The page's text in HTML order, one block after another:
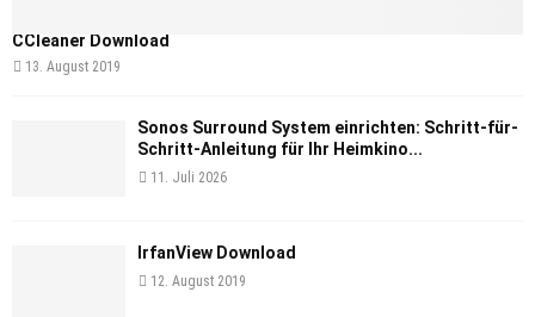
CCleaner Download
13. August 2019
Sonos Surround System einrichten: Schritt-für-
Schritt-Anleitung für Ihr Heimkino...
11. Juli 2026
IrfanView Download
12. August 2019